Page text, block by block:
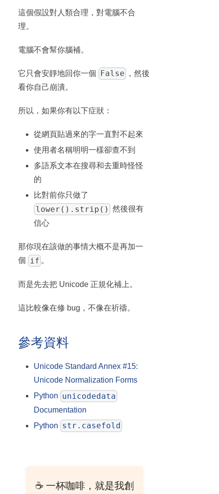
這個假設對人類合理，對電腦不合
理。
電腦不會幫你腦補。
它只會安靜地回你一個 False
，然後
看你自己崩潰。
所以，如果你有以下症狀：
從網頁貼過來的字一直對不起來
使用者名稱明明一樣卻查不到
多語系文本在搜尋和去重時怪怪
的
比對前你只做了
lower().strip() 然後很有
信心
那你現在該做的事情大概不是再加一
個 if 。
而是先去把 Unicode 正規化補上。
這比較像在修 bug，不像在祈禱。
參考資料
Unicode Standard Annex #15:
Unicode Normalization Forms
Python unicodedata
Documentation
Python str.casefold
☕ 一杯咖啡，就是我創